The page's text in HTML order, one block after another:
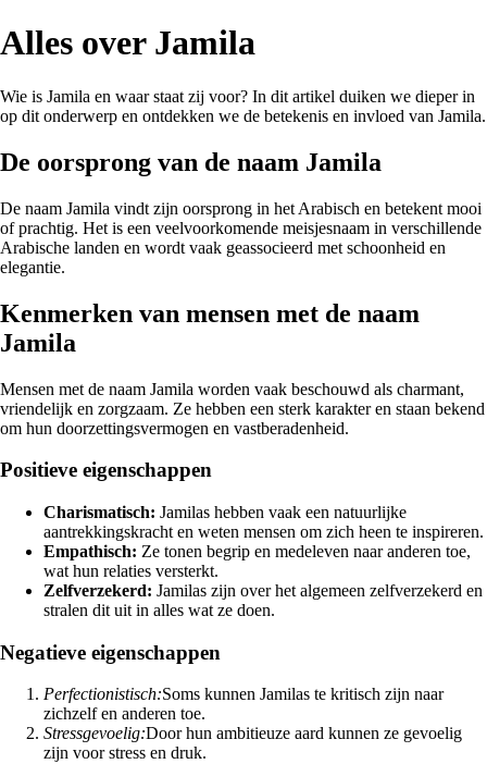
Alles over Jamila
Wie is Jamila en waar staat zij voor? In dit artikel duiken we dieper in
op dit onderwerp en ontdekken we de betekenis en invloed van Jamila.
De oorsprong van de naam Jamila
De naam Jamila vindt zijn oorsprong in het Arabisch en betekent mooi
of prachtig. Het is een veelvoorkomende meisjesnaam in verschillende
Arabische landen en wordt vaak geassocieerd met schoonheid en
elegantie.
Kenmerken van mensen met de naam
Jamila
Mensen met de naam Jamila worden vaak beschouwd als charmant,
vriendelijk en zorgzaam. Ze hebben een sterk karakter en staan bekend
om hun doorzettingsvermogen en vastberadenheid.
Positieve eigenschappen
Charismatisch: Jamilas hebben vaak een natuurlijke
aantrekkingskracht en weten mensen om zich heen te inspireren.
Empathisch: Ze tonen begrip en medeleven naar anderen toe,
wat hun relaties versterkt.
Zelfverzekerd: Jamilas zijn over het algemeen zelfverzekerd en
stralen dit uit in alles wat ze doen.
Negatieve eigenschappen
Perfectionistisch:Soms kunnen Jamilas te kritisch zijn naar
zichzelf en anderen toe.
Stressgevoelig:Door hun ambitieuze aard kunnen ze gevoelig
zijn voor stress en druk.